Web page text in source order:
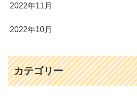
2022年11月
2022年10月
カテゴリー